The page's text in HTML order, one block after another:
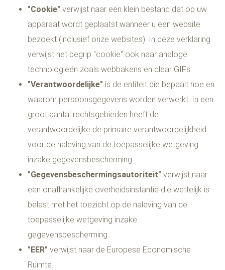
"Cookie" verwijst naar een klein bestand dat op uw
apparaat wordt geplaatst wanneer u een website
bezoekt (inclusief onze websites). In deze verklaring
verwijst het begrip "cookie" ook naar analoge
technologieën zoals webbakens en clear GIFs.
"Verantwoordelijke" is de entiteit die bepaalt hoe en
waarom persoonsgegevens worden verwerkt. In een
groot aantal rechtsgebieden heeft de
verantwoordelijke de primaire verantwoordelijkheid
voor de naleving van de toepasselijke wetgeving
inzake gegevensbescherming.
"Gegevensbeschermingsautoriteit" verwijst naar
een onafhankelijke overheidsinstantie die wettelijk is
belast met het toezicht op de naleving van de
toepasselijke wetgeving inzake
gegevensbescherming.
"EER" verwijst naar de Europese Economische
Ruimte.